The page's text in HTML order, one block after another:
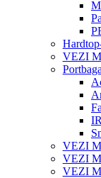
VEZI
VEZI
VEZI
VEZI